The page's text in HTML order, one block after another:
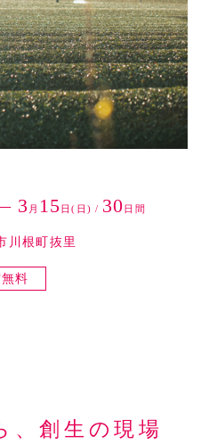
3 月 15日(日) / 30日間
川根町抜里
料
、創生の現場